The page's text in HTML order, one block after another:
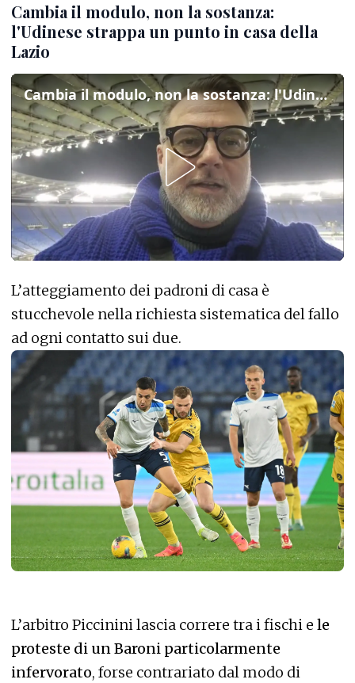
Cambia il modulo, non la sostanza:
l'Udinese strappa un punto in casa della
Lazio
Cambia il modulo, non la sostanza: l'Udinese strappa un punto in casa della Lazio
L’atteggiamento dei padroni di casa è
stucchevole nella richiesta sistematica del fallo
ad ogni contatto sui due.
L’arbitro Piccinini lascia correre tra i fischi e le
proteste di un Baroni particolarmente
infervorato, forse contrariato dal modo di